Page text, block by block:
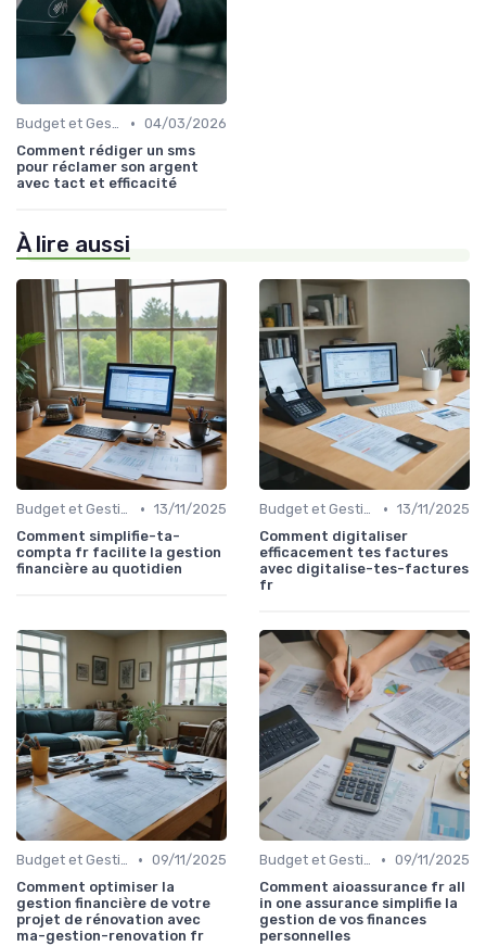
Budget et Gestion des Finances Personnelles • 04/03/2026
Comment rédiger un sms
pour réclamer son argent
avec tact et efficacité
À lire aussi
Budget et Gestion des Finances Personnelles • 13/11/2025
Comment simplifie-ta-
compta fr facilite la gestion
financière au quotidien
Budget et Gestion des Finances Personnelles • 13/11/2025
Comment digitaliser
efficacement tes factures
avec digitalise-tes-factures
fr
Budget et Gestion des Finances Personnelles • 09/11/2025
Comment optimiser la
gestion financière de votre
projet de rénovation avec
ma-gestion-renovation fr
Budget et Gestion des Finances Personnelles • 09/11/2025
Comment aioassurance fr all
in one assurance simplifie la
gestion de vos finances
personnelles